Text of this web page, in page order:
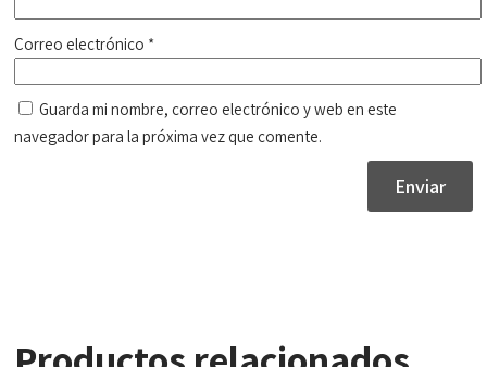
Correo electrónico *
Guarda mi nombre, correo electrónico y web en este
navegador para la próxima vez que comente.